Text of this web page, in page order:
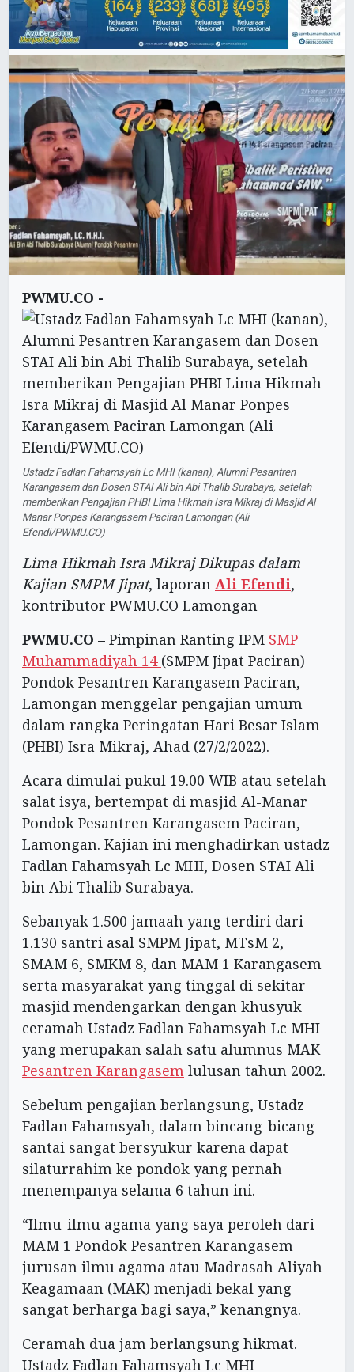
PWMU.CO -
Ustadz Fadlan Fahamsyah Lc MHI (kanan), Alumni Pesantren
Karangasem dan Dosen STAI Ali bin Abi Thalib Surabaya, setelah
memberikan Pengajian PHBI Lima Hikmah Isra Mikraj di Masjid Al
Manar Ponpes Karangasem Paciran Lamongan (Ali
Efendi/PWMU.CO)
Lima Hikmah Isra Mikraj Dikupas dalam
Kajian SMPM Jipat, laporan Ali Efendi,
kontributor PWMU.CO Lamongan
PWMU.CO – Pimpinan Ranting IPM SMP
Muhammadiyah 14 (SMPM Jipat Paciran)
Pondok Pesantren Karangasem Paciran,
Lamongan menggelar pengajian umum
dalam rangka Peringatan Hari Besar Islam
(PHBI) Isra Mikraj, Ahad (27/2/2022).
Acara dimulai pukul 19.00 WIB atau setelah
salat isya, bertempat di masjid Al-Manar
Pondok Pesantren Karangasem Paciran,
Lamongan. Kajian ini menghadirkan ustadz
Fadlan Fahamsyah Lc MHI, Dosen STAI Ali
bin Abi Thalib Surabaya.
Sebanyak 1.500 jamaah yang terdiri dari
1.130 santri asal SMPM Jipat, MTsM 2,
SMAM 6, SMKM 8, dan MAM 1 Karangasem
serta masyarakat yang tinggal di sekitar
masjid mendengarkan dengan khusyuk
ceramah Ustadz Fadlan Fahamsyah Lc MHI
yang merupakan salah satu alumnus MAK
Pesantren Karangasem lulusan tahun 2002.
Sebelum pengajian berlangsung, Ustadz
Fadlan Fahamsyah, dalam bincang-bicang
santai sangat bersyukur karena dapat
silaturrahim ke pondok yang pernah
menempanya selama 6 tahun ini.
“Ilmu-ilmu agama yang saya peroleh dari
MAM 1 Pondok Pesantren Karangasem
jurusan ilmu agama atau Madrasah Aliyah
Keagamaan (MAK) menjadi bekal yang
sangat berharga bagi saya,” kenangnya.
Ceramah dua jam berlangsung hikmat.
Ustadz Fadlan Fahamsyah Lc MHI